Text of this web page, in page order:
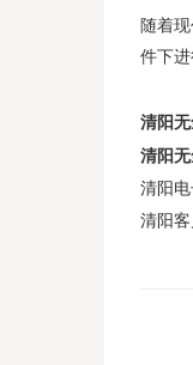
随着
件下
清阳
清阳
清阳
清阳客